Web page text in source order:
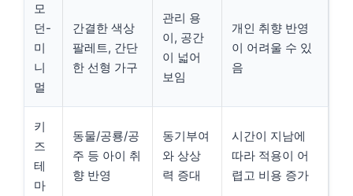
모
던-
미
니
멀
간결한 색상
팔레트, 간단
한 선형 가구
관리 용
이, 공간
이 넓어
보임
개인 취향 반영
이 어려울 수 있
음
키
즈
테
마
동물/공룡/공
주 등 아이 취
향 반영
동기부여
와 상상
력 증대
시간이 지남에
따라 적용이 어
렵고 비용 증가